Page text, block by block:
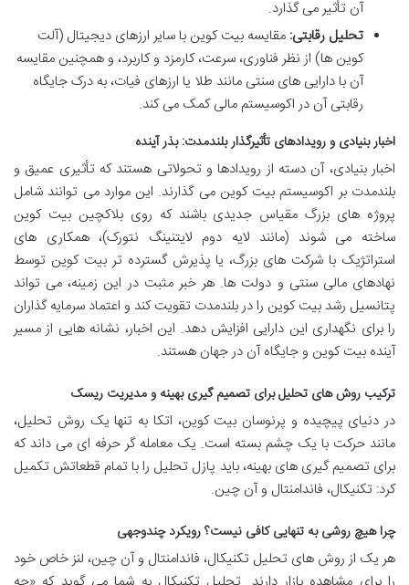
آن تأثیر می گذارد.
تحلیل رقابتی: مقایسه بیت کوین با سایر ارزهای دیجیتال (آلت
کوین ها) از نظر فناوری، سرعت، کارمزد و کاربرد، و همچنین مقایسه
آن با دارایی های سنتی مانند طلا یا ارزهای فیات، به درک جایگاه
رقابتی آن در اکوسیستم مالی کمک می کند.
اخبار بنیادی و رویدادهای تأثیرگذار بلندمدت: بذر آینده
اخبار بنیادی، آن دسته از رویدادها و تحولاتی هستند که تأثیری عمیق و
بلندمدت بر اکوسیستم بیت کوین می گذارند. این موارد می توانند شامل
پروژه های بزرگ مقیاس جدیدی باشند که روی بلاکچین بیت کوین
ساخته می شوند (مانند لایه دوم لایتنینگ نتورک)، همکاری های
استراتژیک با شرکت های بزرگ، یا پذیرش گسترده تر بیت کوین توسط
نهادهای مالی سنتی و دولت ها. هر خبر مثبت در این زمینه، می تواند
پتانسیل رشد بیت کوین را در بلندمدت تقویت کند و اعتماد سرمایه گذاران
را برای نگهداری این دارایی افزایش دهد. این اخبار، نشانه هایی از مسیر
آینده بیت کوین و جایگاه آن در جهان هستند.
ترکیب روش های تحلیل برای تصمیم گیری بهینه و مدیریت ریسک
در دنیای پیچیده و پرنوسان بیت کوین، اتکا به تنها یک روش تحلیل،
مانند حرکت با یک چشم بسته است. یک معامله گر حرفه ای می داند که
برای تصمیم گیری های بهینه، باید پازل تحلیل را با تمام قطعاتش تکمیل
کرد: تکنیکال، فاندامنتال و آن چین.
چرا هیچ روشی به تنهایی کافی نیست؟ رویکرد چندوجهی
هر یک از روش های تحلیل تکنیکال، فاندامنتال و آن چین، لنز خاص خود